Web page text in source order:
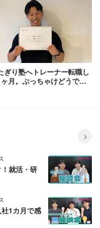
ぎり塾へトレーナー転職し
月。ぶっちゃけどうです
！就活・研
社1カ月で感